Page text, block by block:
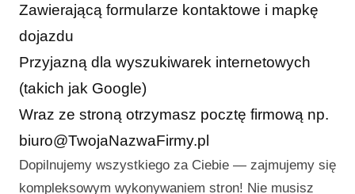
Zawierającą formularze kontaktowe i mapkę
dojazdu
Przyjazną dla wyszukiwarek internetowych
(takich jak Google)
Wraz ze stroną otrzymasz pocztę firmową np.
biuro@TwojaNazwaFirmy.pl
Dopilnujemy wszystkiego za Ciebie — zajmujemy się
kompleksowym wykonywaniem stron! Nie musisz